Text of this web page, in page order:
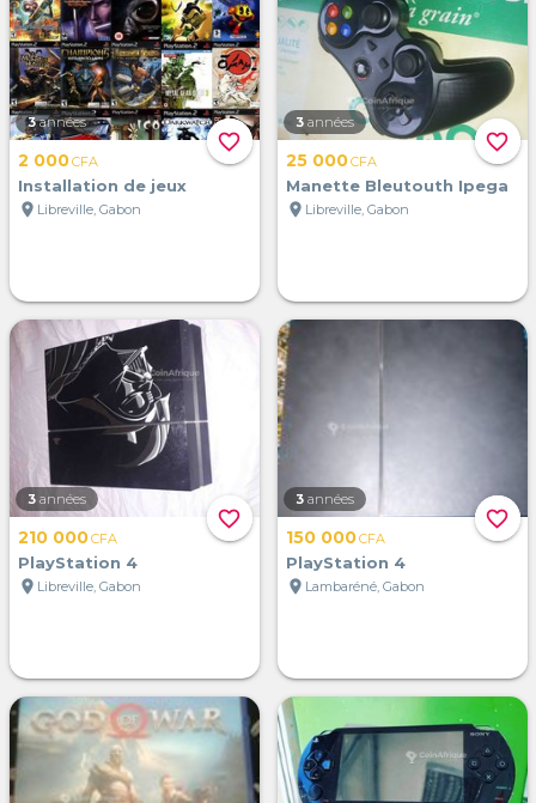
favorite_border
3 années
2 000CFA
Installation de jeux
location_on Libreville, Gabon
favorite_border
3 années
25 000CFA
Manette Bleutouth Ipega
location_on Libreville, Gabon
favorite_border
3 années
210 000CFA
PlayStation 4
location_on Libreville, Gabon
favorite_border
3 années
150 000CFA
PlayStation 4
location_on Lambaréné, Gabon